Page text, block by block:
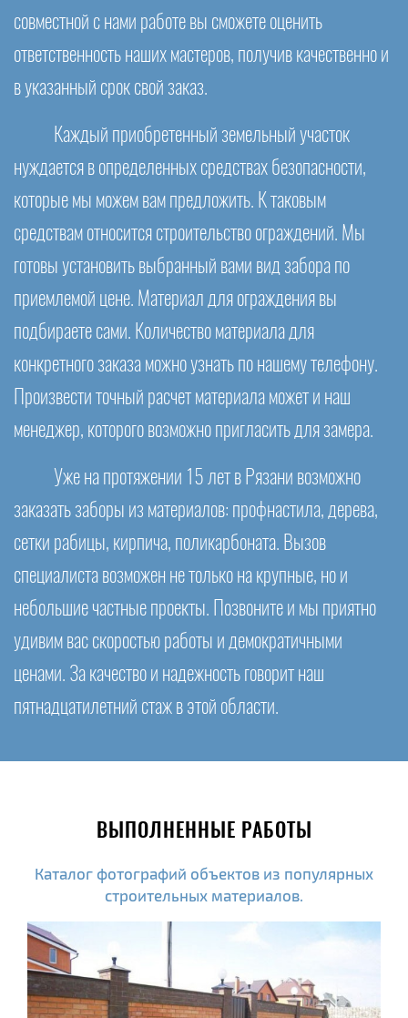
совместной с нами работе вы сможете оценить
ответственность наших мастеров, получив качественно и
в указанный срок свой заказ.
Каждый приобретенный земельный участок
нуждается в определенных средствах безопасности,
которые мы можем вам предложить. К таковым
средствам относится строительство ограждений. Мы
готовы установить выбранный вами вид забора по
приемлемой цене. Материал для ограждения вы
подбираете сами. Количество материала для
конкретного заказа можно узнать по нашему телефону.
Произвести точный расчет материала может и наш
менеджер, которого возможно пригласить для замера.
Уже на протяжении 15 лет в Рязани возможно
заказать заборы из материалов: профнастила, дерева,
сетки рабицы, кирпича, поликарбоната. Вызов
специалиста возможен не только на крупные, но и
небольшие частные проекты. Позвоните и мы приятно
удивим вас скоростью работы и демократичными
ценами. За качество и надежность говорит наш
пятнадцатилетний стаж в этой области.
ВЫПОЛНЕННЫЕ РАБОТЫ
Каталог фотографий объектов из популярных
строительных материалов.